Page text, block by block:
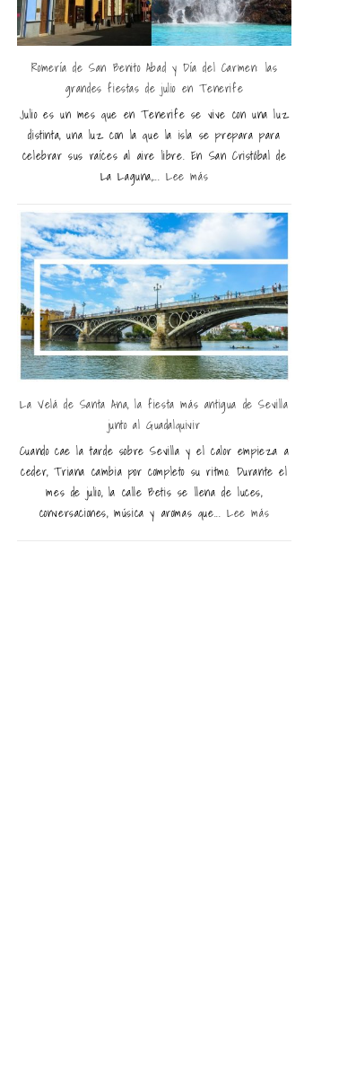
Romería de San Benito Abad y Día del Carmen: las
grandes fiestas de julio en Tenerife
Julio es un mes que en Tenerife se vive con una luz
distinta, una luz con la que la isla se prepara para
celebrar sus raíces al aire libre. En San Cristóbal de
La Laguna,...Lee más
La Velá de Santa Ana, la fiesta más antigua de Sevilla
junto al Guadalquivir
Cuando cae la tarde sobre Sevilla y el calor empieza a
ceder, Triana cambia por completo su ritmo. Durante el
mes de julio, la calle Betis se llena de luces,
conversaciones, música y aromas que...Lee más